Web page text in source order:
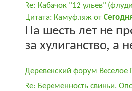
Re: Кабачок "12 ульев"
Цитата: Камуфляж от
На шесть лет не
за хулиганство, а
Деревенский форум
Re: Беременность свиньи.